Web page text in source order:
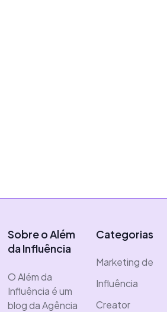
Sobre o Além
da Influência
O Além da
Influência é um
blog da Agência
Categorias
Marketing de
Influência
Creator